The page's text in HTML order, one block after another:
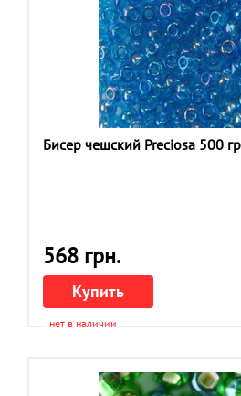
Бисер чешский Preciosa 500
568 грн.
Купить
нет в наличии